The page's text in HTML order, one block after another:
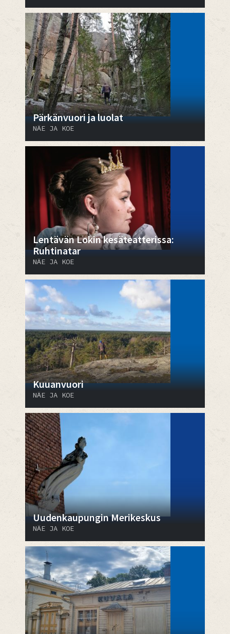
Pärkänvuori ja luolat
NÄE JA KOE
Lentävän Lokin kesäteatterissa:
Ruhtinatar
NÄE JA KOE
Kuuanvuori
NÄE JA KOE
Uudenkaupungin Merikeskus
NÄE JA KOE